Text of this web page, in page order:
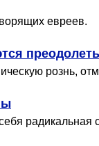
евреев.
рознь,